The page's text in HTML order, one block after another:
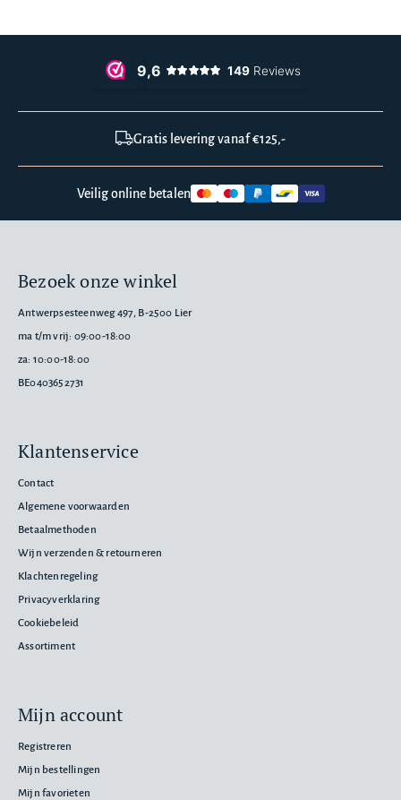
Gratis levering vanaf €125,-
Veilig online betalen
Bezoek onze winkel
Antwerpsesteenweg 497, B-2500 Lier
ma t/m vrij: 09:00-18:00
za: 10:00-18:00
BE0403652731
Klantenservice
Contact
Algemene voorwaarden
Betaalmethoden
Wijn verzenden & retourneren
Klachtenregeling
Privacyverklaring
Cookiebeleid
Assortiment
Mijn account
Registreren
Mijn bestellingen
Mijn favorieten